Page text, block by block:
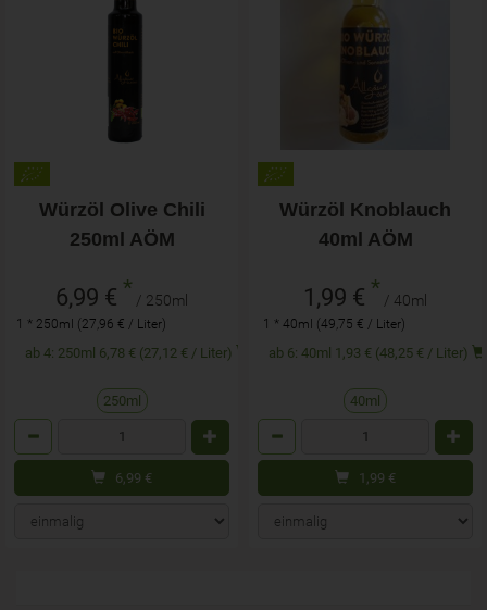
Würzöl Olive Chili
250ml AÖM
6,99 € * / 250ml
1 * 250ml (27,96 € / Liter)
ab 4: 250ml 6,78 € (27,12 € / Liter)
250ml
6,99 €
Würzöl Knoblauch
40ml AÖM
1,99 € * / 40ml
1 * 40ml (49,75 € / Liter)
ab 6: 40ml 1,93 € (48,25 € / Liter)
40ml
1,99 €